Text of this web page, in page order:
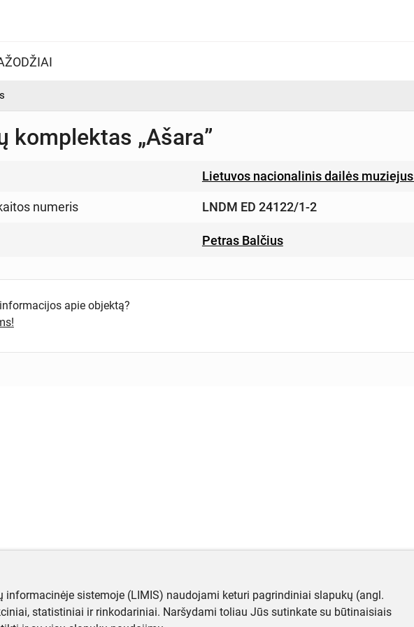
komplektas „Ašara”
Lietuvos nacionalinis dailės muziejus
numeris LNDM ED 24122/1-2
Petras Balčius
apie objektą?
informacinėje sistemoje (LIMIS) naudojami keturi pagrindiniai slapukų (angl.
statistiniai ir rinkodariniai. Naršydami toliau Jūs sutinkate su būtinaisiais